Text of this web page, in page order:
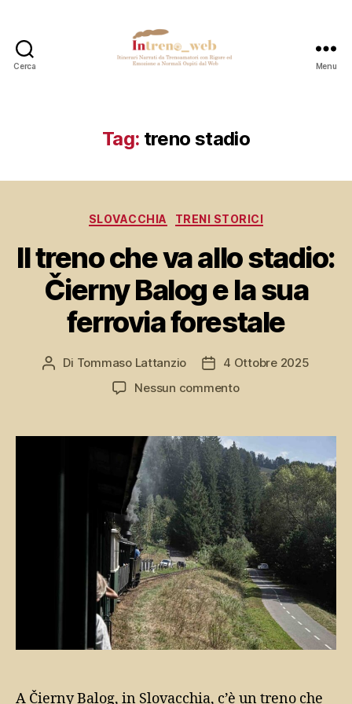
Cerca Menu
Tag: treno stadio
Categorie
SLOVACCHIA TRENI STORICI
Il treno che va allo stadio:
Čierny Balog e la sua
ferrovia forestale
Autore
Di Tommaso Lattanzio
Data
dell'articolo
4 Ottobre 2025
Nessun commentosu
che
va
allo
stadio:
Čierny
Balog
e
la
sua
ferrovia
forestale
A Čierny Balog, in Slovacchia, c’è un treno che